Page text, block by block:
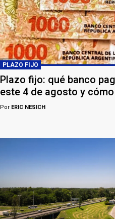
PLAZO FIJO
Plazo fijo: qué banco
este 4 de agosto y
Por ERIC NESICH